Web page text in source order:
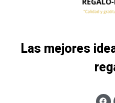
Las mejores